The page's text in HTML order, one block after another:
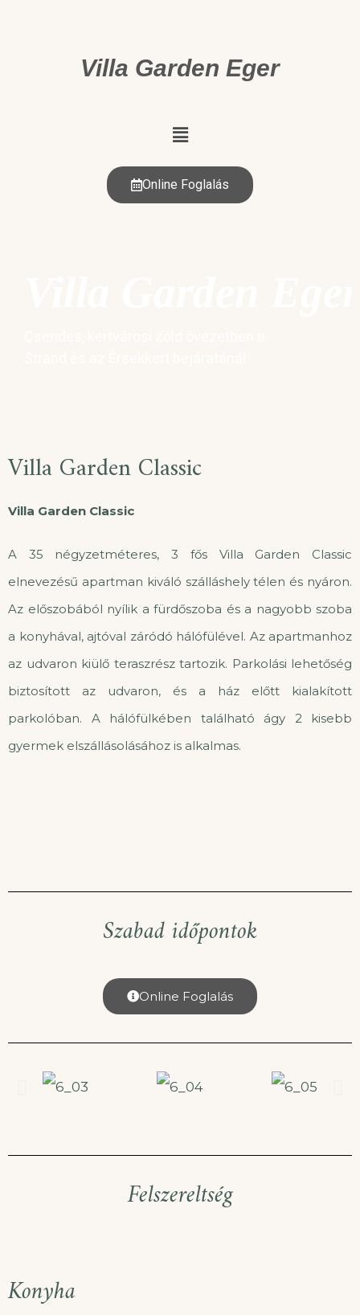
Villa Garden Eger
Online Foglalás
Villa Garden Classic
Villa Garden Classic
A 35 négyzetméteres, 3 fős Villa Garden Classic
elnevezésű apartman kiváló szálláshely télen és nyáron.
Az előszobából nyílik a fürdőszoba és a nagyobb szoba
a konyhával, ajtóval záródó hálófülével. Az apartmanhoz
az udvaron kiülő teraszrész tartozik. Parkolási lehetőség
biztosított az udvaron, és a ház előtt kialakított
parkolóban. A hálófülkében található ágy 2 kisebb
gyermek elszállásolásához is alkalmas.
Szabad időpontok
Online Foglalás
Felszereltség
Konyha